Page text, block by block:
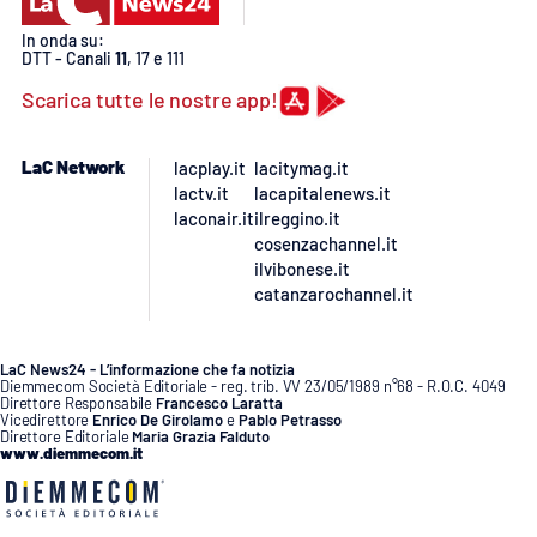
In onda su:
DTT - Canali 11, 17 e 111
Scarica tutte le nostre app!
LaC Network
lacplay.it
lactv.it
laconair.it
lacitymag.it
lacapitalenews.it
ilreggino.it
cosenzachannel.it
ilvibonese.it
catanzarochannel.it
LaC News24 - L’informazione che fa notizia
Diemmecom Società Editoriale - reg. trib. VV 23/05/1989 n°68 - R.O.C. 4049
Direttore Responsabile Francesco Laratta
Vicedirettore Enrico De GirolamoePablo Petrasso
Direttore Editoriale Maria Grazia Falduto
www.diemmecom.it